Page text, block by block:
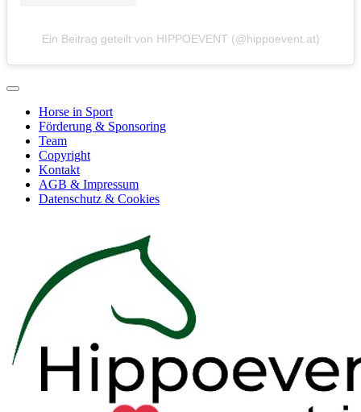
Ein Beitrag geteilt von HIPPOEVENT (@hippoevent.at)
Horse in Sport
Förderung & Sponsoring
Team
Copyright
Kontakt
AGB & Impressum
Datenschutz & Cookies